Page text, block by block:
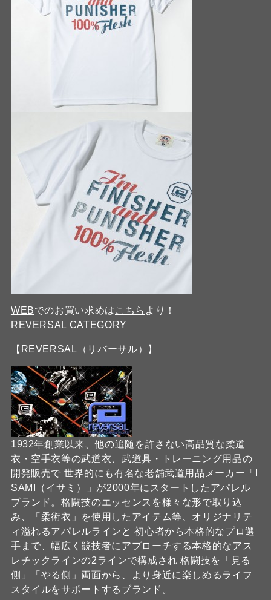
WEBでのお買い求めは こちら より！
REVERSAL CATEGORY
【REVERSAL（リバーサル）】
1932年創業以来、他の追随を許さない高品質な柔道
衣・空手衣等の武道衣、武道具・トレーニング用品の
開発販売で 世界的にも有名な老舗武道用品メーカー「I
SAMI（イサミ）」が2000年にスタートしたアパレル
ブランド。格闘技のエッセンスを様々な形で取り込
み、「柔術衣」を使用したアイテム等、オリジナリテ
ィ溢れるアパレルラインと 初心者から本格的なプロ選
手まで、幅広く競技者にアプローチする本格的なアス
レチックラインの2ラインで構成され 格闘技を「見る
側」「やる側」両面から、より身近に楽しめるライフ
スタイルをサポートするブランド。